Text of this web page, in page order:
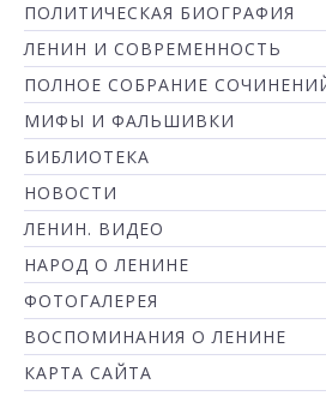
ПОЛИТИЧЕСКАЯ БИОГРАФИЯ
ЛЕНИН И СОВРЕМЕННОСТЬ
ПОЛНОЕ СОБРАНИЕ
МИФЫ И ФАЛЬШИВКИ
БИБЛИОТЕКА
НОВОСТИ
ЛЕНИН. ВИДЕО
НАРОД О ЛЕНИНЕ
ФОТОГАЛЕРЕЯ
ВОСПОМИНАНИЯ О ЛЕНИНЕ
КАРТА САЙТА